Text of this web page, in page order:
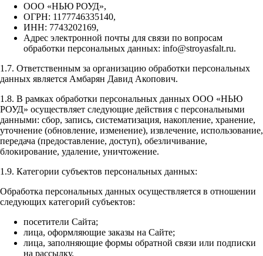
ООО «НЬЮ РОУД»,
ОГРН: 1177746335140,
ИНН: 7743202169,
Адрес электронной почты для связи по вопросам
обработки персональных данных: info@stroyasfalt.ru.
1.7. Ответственным за организацию обработки персональных
данных является Амбарян Давид Акопович.
1.8. В рамках обработки персональных данных ООО «НЬЮ
РОУД» осуществляет следующие действия с персональными
данными: сбор, запись, систематизация, накопление, хранение,
уточнение (обновление, изменение), извлечение, использование,
передача (предоставление, доступ), обезличивание,
блокирование, удаление, уничтожение.
1.9. Категории субъектов персональных данных:
Обработка персональных данных осуществляется в отношении
следующих категорий субъектов:
посетители Сайта;
лица, оформляющие заказы на Сайте;
лица, заполняющие формы обратной связи или подписки
на рассылку.